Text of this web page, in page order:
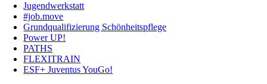
Jugendwerkstatt
#job.move
Grundqualifizierung Schönheitspflege
Power UP!
PATHS
FLEXITRAIN
ESF+ Juventus YouGo!